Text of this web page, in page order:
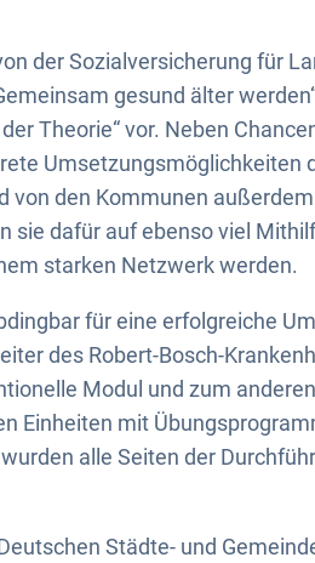
der Sozialversicherung für
gesund älter
Theorie“ vor. Neben
Umsetzungsmöglichkeiten
von den Kommunen
sie dafür auf ebenso viel
starken Netzwerk werden.
für eine erfolgreiche
des Robert-Bosch-
Modul und zum
Einheiten mit
alle Seiten der
Städte- und